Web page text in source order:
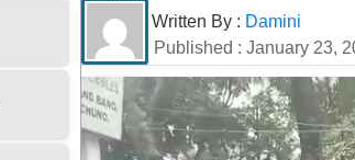
Written By : Damini
Published :January 23,